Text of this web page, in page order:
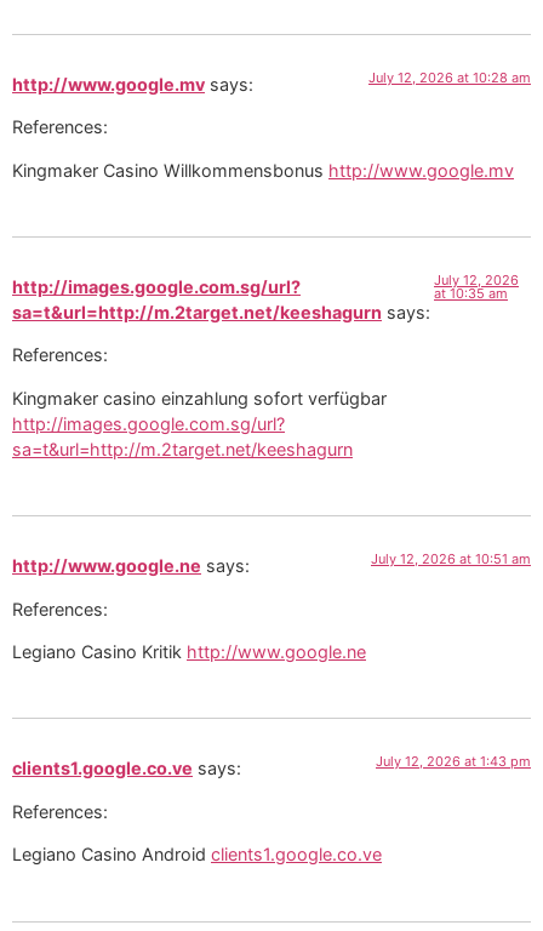
http://www.google.mv says: July 12, 2026 at 10:28 am
References:
Kingmaker Casino Willkommensbonus http://www.google.mv
http://images.google.com.sg/url?
sa=t&url=http://m.2target.net/keeshagurn says:
July 12, 2026
at 10:35 am
References:
Kingmaker casino einzahlung sofort verfügbar
http://images.google.com.sg/url?
sa=t&url=http://m.2target.net/keeshagurn
http://www.google.ne says: July 12, 2026 at 10:51 am
References:
Legiano Casino Kritik http://www.google.ne
clients1.google.co.ve says: July 12, 2026 at 1:43 pm
References:
Legiano Casino Android clients1.google.co.ve